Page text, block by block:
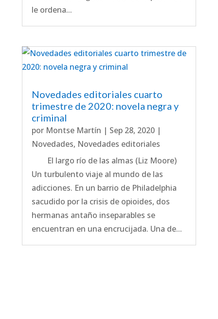
le ordena...
Novedades editoriales cuarto
trimestre de 2020: novela negra y
criminal
por Montse Martín | Sep 28, 2020|
Novedades, Novedades editoriales
El largo río de las almas (Liz Moore)
Un turbulento viaje al mundo de las
adicciones. En un barrio de Philadelphia
sacudido por la crisis de opioides, dos
hermanas antaño inseparables se
encuentran en una encrucijada. Una de...